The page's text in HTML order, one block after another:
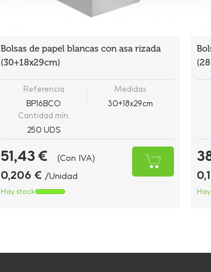
Bolsas de papel blancas con asa rizada
(30+18x29cm)
Referencia
BP16BCO
Medidas
30+18x29cm
Cantidad mín.
250 UDS
51,43 € (Con IVA)
0,206 € /Unidad
Hay stock